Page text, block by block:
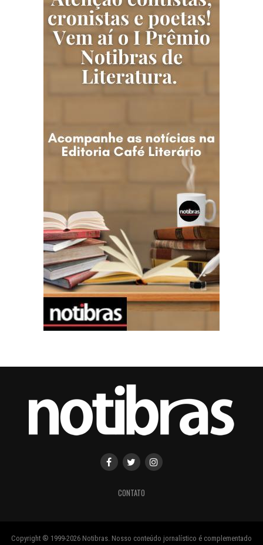
CONTATO
Copyright ® 1999-2026 Notibras. Nosso conteúdo jornalístico é complementado